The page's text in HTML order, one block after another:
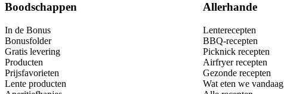
Boodschappen
In de Bonus
Bonusfolder
Gratis levering
Producten
Prijsfavorieten
Lente producten
Allerhande
Lenterecepten
BBQ-recepten
Picknick recepten
Airfryer recepten
Gezonde recepten
Wat eten we vandaag